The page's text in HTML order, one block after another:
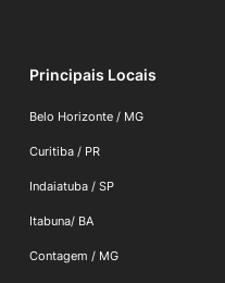
Principais Locais
Belo Horizonte / MG
Curitiba / PR
Indaiatuba / SP
Itabuna/ BA
Contagem / MG